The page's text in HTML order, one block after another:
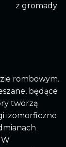
z gromady
rombowym.
będące
tworzą
izomorficzne
W